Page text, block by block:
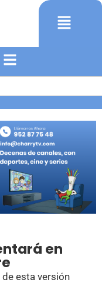
en
esta versión